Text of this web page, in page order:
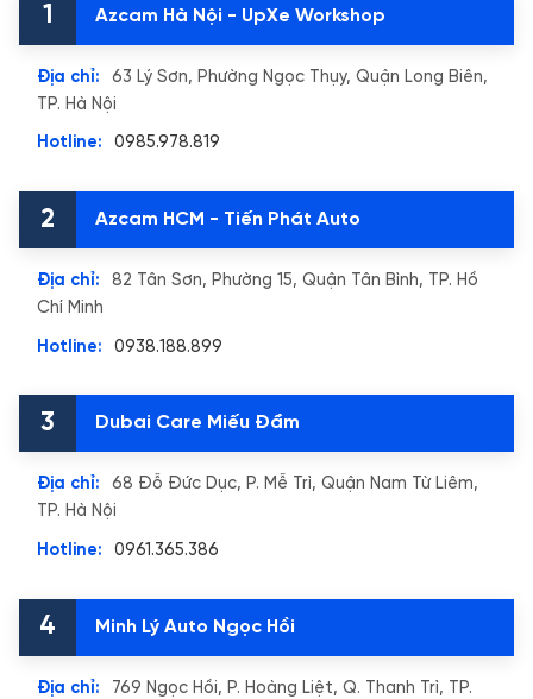
1 Azcam Hà Nội - UpXe Workshop
Địa chỉ:
63 Lý Sơn, Phường Ngọc Thụy, Quận Long Biên,
TP. Hà Nội
Hotline: 0985.978.819
2 Azcam HCM - Tiến Phát Auto
Địa chỉ:
82 Tân Sơn, Phường 15, Quận Tân Bình, TP. Hồ
Chí Minh
Hotline: 0938.188.899
3 Dubai Care Miếu Đầm
Địa chỉ:
68 Đỗ Đức Dục, P. Mễ Trì, Quận Nam Từ Liêm,
TP. Hà Nội
Hotline: 0961.365.386
4 Minh Lý Auto Ngọc Hồi
Địa chỉ:
769 Ngọc Hồi, P. Hoàng Liệt, Q. Thanh Trì, TP.